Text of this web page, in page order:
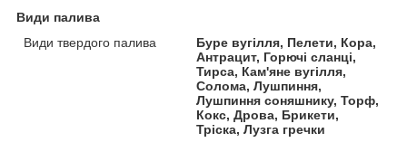
Види палива
Види твердого палива
Буре вугілля, Пелети, Кора,
Антрацит, Горючі сланці,
Тирса, Кам'яне вугілля,
Солома, Лушпиння,
Лушпиння соняшнику, Торф,
Кокс, Дрова, Брикети,
Тріска, Лузга гречки